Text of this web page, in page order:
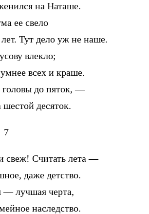
на Наташе.
ее свело
Тут дело уж не наше.
влекло;
всех и краше.
головы до пяток, —
десяток.
7
свеж! Считать лета —
даже детство.
— лучшая черта,
наследство.